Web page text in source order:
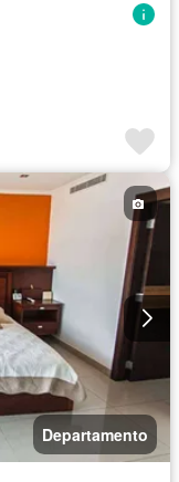
Departamento